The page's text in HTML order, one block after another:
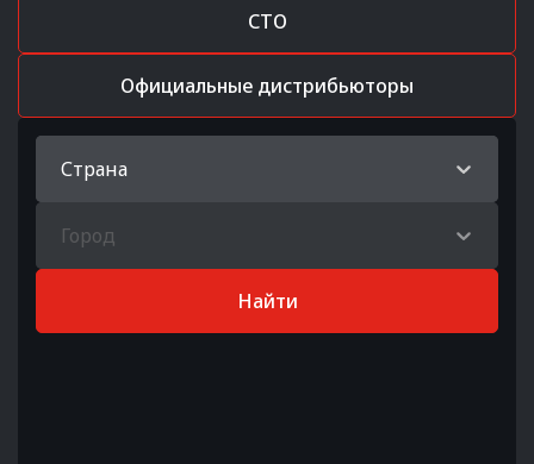
СТО
Официальные дистрибьюторы
Страна
Город
Найти